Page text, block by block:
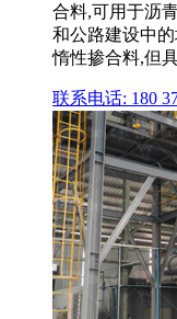
合料,可用于沥
和公路建设中
惰性掺合料,但
联系电话: 180